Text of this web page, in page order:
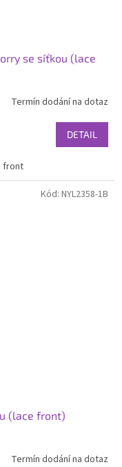
se síťkou (lace
Termín dodání na dotaz
DETAIL
front
(lace front)
Termín dodání na dotaz
Kód: NYL2358-1B